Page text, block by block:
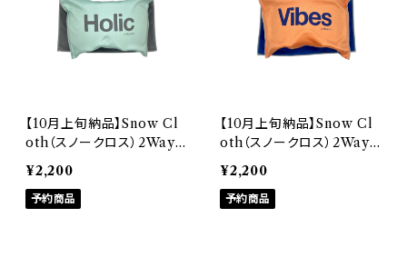
【10月上旬納品】Snow Cl
oth（スノークロス）2Way
ゴーグルケース・高機能ク
ロス【T.Blue-L.Gray】A
Mastery
¥2,200
予約商品
【10月上旬納品】Snow Cl
oth（スノークロス）2Way
ゴーグルケース・高機能ク
ロス【Orange-C.blue】A
Mastery
¥2,200
予約商品